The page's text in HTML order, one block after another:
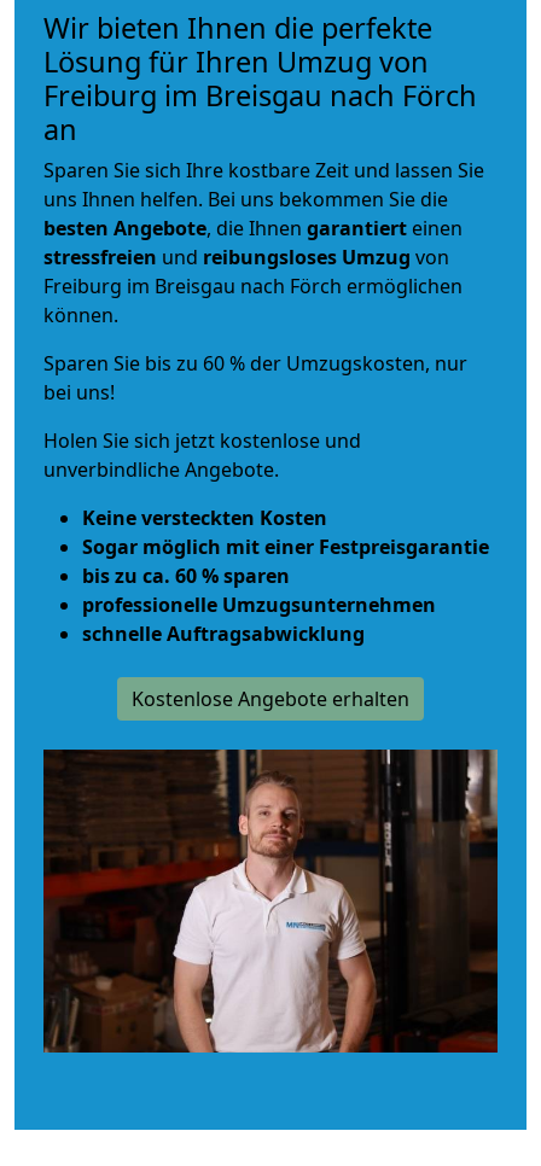
Wir bieten Ihnen die perfekte
Lösung für Ihren Umzug von
Freiburg im Breisgau nach Förch
an
Sparen Sie sich Ihre kostbare Zeit und lassen Sie
uns Ihnen helfen. Bei uns bekommen Sie die
besten Angebote, die Ihnen garantiert einen
stressfreien und reibungsloses Umzug von
Freiburg im Breisgau nach Förch ermöglichen
können.
Sparen Sie bis zu 60 % der Umzugskosten, nur
bei uns!
Holen Sie sich jetzt kostenlose und
unverbindliche Angebote.
Keine versteckten Kosten
Sogar möglich mit einer Festpreisgarantie
bis zu ca. 60 % sparen
professionelle Umzugsunternehmen
schnelle Auftragsabwicklung
Kostenlose Angebote erhalten